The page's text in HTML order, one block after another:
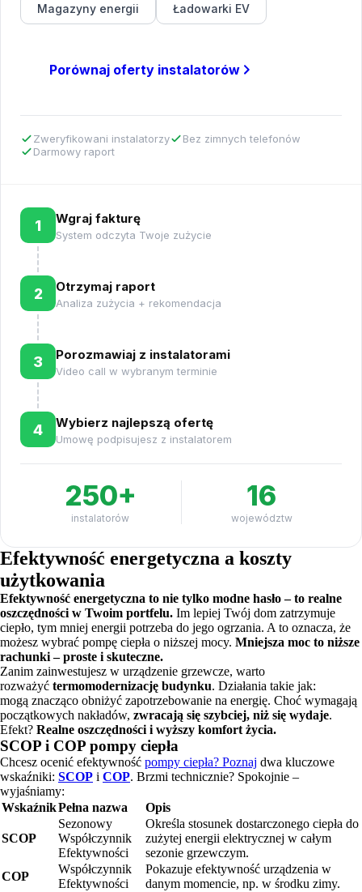
Magazyny energii Ładowarki EV
Porównaj oferty instalatorów
Zweryfikowani instalatorzy
Bez zimnych telefonów
Darmowy raport
1 Wgraj fakturę
System odczyta Twoje zużycie
2 Otrzymaj raport
Analiza zużycia + rekomendacja
3 Porozmawiaj z instalatorami
Video call w wybranym terminie
4 Wybierz najlepszą ofertę
Umowę podpisujesz z instalatorem
250+
instalatorów
16
województw
Efektywność energetyczna a koszty
użytkowania
Efektywność energetyczna to nie tylko modne hasło – to realne
oszczędności w Twoim portfelu. Im lepiej Twój dom zatrzymuje
ciepło, tym mniej energii potrzeba do jego ogrzania. A to oznacza, że
możesz wybrać pompę ciepła o niższej mocy. Mniejsza moc to niższe
rachunki – proste i skuteczne.
Zanim zainwestujesz w urządzenie grzewcze, warto
rozważyć termomodernizację budynku. Działania takie jak:
mogą znacząco obniżyć zapotrzebowanie na energię. Choć wymagają
początkowych nakładów, zwracają się szybciej, niż się wydaje.
Efekt? Realne oszczędności i wyższy komfort życia.
SCOP i COP pompy ciepła
Chcesz ocenić efektywność pompy ciepła? Poznaj dwa kluczowe
wskaźniki: SCOP i COP. Brzmi technicznie? Spokojnie –
wyjaśniamy:
WskaźnikPełna nazwa Opis
SCOP
Sezonowy
Współczynnik
Efektywności
Określa stosunek dostarczonego ciepła do
zużytej energii elektrycznej w całym
sezonie grzewczym.
COP
Współczynnik
Efektywności
Pokazuje efektywność urządzenia w
danym momencie, np. w środku zimy.